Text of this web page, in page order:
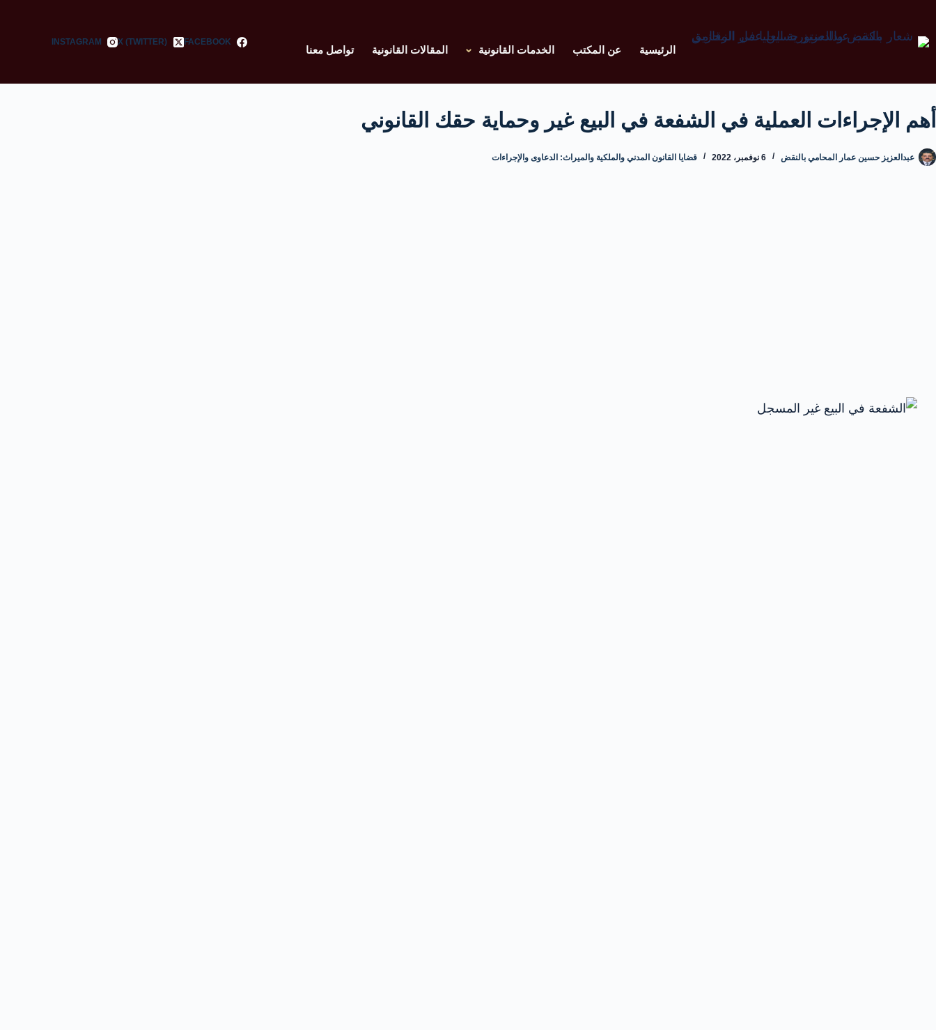
الرئيسية عن المكتب الخدمات القانونية المقالات القانونية تواصل معنا
FACEBOOK
X (TWITTER)
INSTAGRAM
أهم الإجراءات العملية في الشفعة في البيع غير وحماية حقك القانوني
عبدالعزيز حسين عمار المحامي بالنقض 6 نوفمبر، 2022 قضايا القانون المدني والملكية والميراث: الدعاوى والإجراءات